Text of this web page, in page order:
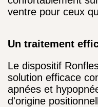
ventre pour ceux
Un traitement
Le dispositif
solution efficace
apnées et
d'origine